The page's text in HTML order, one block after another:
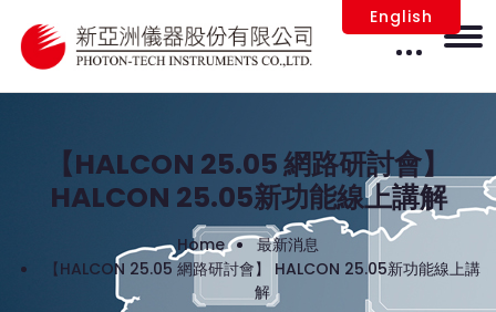
English
【HALCON 25.05 網路研討會】
HALCON 25.05新功能線上講解
Home
最新消息
【HALCON 25.05 網路研討會】 HALCON 25.05新功能線上講
解